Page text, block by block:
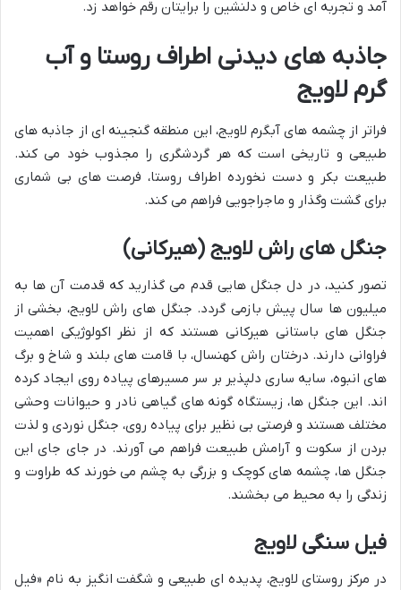
آمد و تجربه ای خاص و دلنشین را برایتان رقم خواهد زد.
جاذبه های دیدنی اطراف روستا و آب
گرم لاویج
فراتر از چشمه های آبگرم لاویج، این منطقه گنجینه ای از جاذبه های
طبیعی و تاریخی است که هر گردشگری را مجذوب خود می کند.
طبیعت بکر و دست نخورده اطراف روستا، فرصت های بی شماری
برای گشت وگذار و ماجراجویی فراهم می کند.
جنگل های راش لاویج (هیرکانی)
تصور کنید، در دل جنگل هایی قدم می گذارید که قدمت آن ها به
میلیون ها سال پیش بازمی گردد. جنگل های راش لاویج، بخشی از
جنگل های باستانی هیرکانی هستند که از نظر اکولوژیکی اهمیت
فراوانی دارند. درختان راش کهنسال، با قامت های بلند و شاخ و برگ
های انبوه، سایه ساری دلپذیر بر سر مسیرهای پیاده روی ایجاد کرده
اند. این جنگل ها، زیستگاه گونه های گیاهی نادر و حیوانات وحشی
مختلف هستند و فرصتی بی نظیر برای پیاده روی، جنگل نوردی و لذت
بردن از سکوت و آرامش طبیعت فراهم می آورند. در جای جای این
جنگل ها، چشمه های کوچک و بزرگی به چشم می خورند که طراوت و
زندگی را به محیط می بخشند.
فیل سنگی لاویج
در مرکز روستای لاویج، پدیده ای طبیعی و شگفت انگیز به نام «فیل